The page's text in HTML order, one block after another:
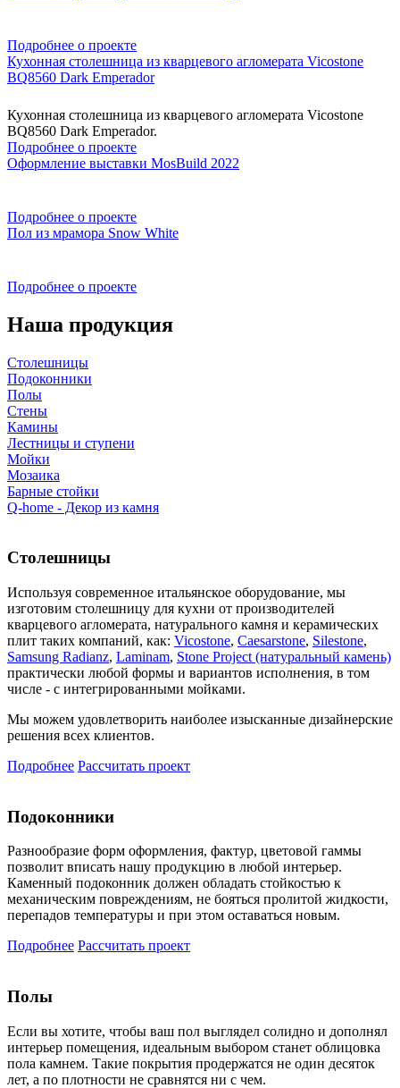
Подробнее о проекте
Кухонная столешница из кварцевого агломерата Vicostone
BQ8560 Dark Emperador
Кухонная столешница из кварцевого агломерата Vicostone
BQ8560 Dark Emperador.
Подробнее о проекте
Оформление выставки MosBuild 2022
Подробнее о проекте
Пол из мрамора Snow White
Подробнее о проекте
Наша продукция
Столешницы
Подоконники
Полы
Стены
Камины
Лестницы и ступени
Мойки
Мозаика
Барные стойки
Q-home - Декор из камня
Столешницы
Используя современное итальянское оборудование, мы
изготовим столешницу для кухни от производителей
кварцевого агломерата, натурального камня и керамических
плит таких компаний, как: Vicostone, Caesarstone, Silestone,
Samsung Radianz, Laminam, Stone Project (натуральный камень)
практически любой формы и вариантов исполнения, в том
числе - с интегрированными мойками.
Мы можем удовлетворить наиболее изысканные дизайнерские
решения всех клиентов.
Подробнее Рассчитать проект
Подоконники
Разнообразие форм оформления, фактур, цветовой гаммы
позволит вписать нашу продукцию в любой интерьер.
Каменный подоконник должен обладать стойкостью к
механическим повреждениям, не бояться пролитой жидкости,
перепадов температуры и при этом оставаться новым.
Подробнее Рассчитать проект
Полы
Если вы хотите, чтобы ваш пол выглядел солидно и дополнял
интерьер помещения, идеальным выбором станет облицовка
пола камнем. Такие покрытия продержатся не один десяток
лет, а по плотности не сравнятся ни с чем.